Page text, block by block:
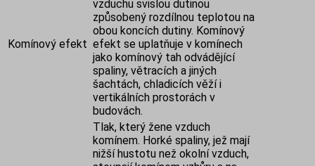
Komínový efekt
vzduchu svislou dutinou
způsobený rozdílnou teplotou na
obou koncích dutiny. Komínový
efekt se uplatňuje v komínech
jako komínový tah odvádějící
spaliny, větracích a jiných
šachtách, chladicích věží i
vertikálních prostorách v
budovách.
Tlak, který žene vzduch
komínem. Horké spaliny, jež mají
nižší hustotu než okolní vzduch,